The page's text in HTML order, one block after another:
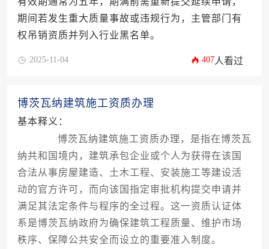
期间若发生重大质量事故或违规行为，主管部门有
权吊销资质并列入行业黑名单。
2025-11-04 407人看过
博茨瓦纳建筑施工资质办理
基本释义：
博茨瓦纳建筑施工资质办理，是指在博茨瓦
纳共和国境内，建筑承包企业或个人为获得在该国
合法从事房屋建造、土木工程、安装施工等建设活
动的官方许可，而向该国指定审批机构提交申请并
满足其法定条件与程序的全过程。这一资质认证体
系是博茨瓦纳政府为确保建筑工程质量、维护市场
秩序、保障公共安全而设立的重要准入制度。